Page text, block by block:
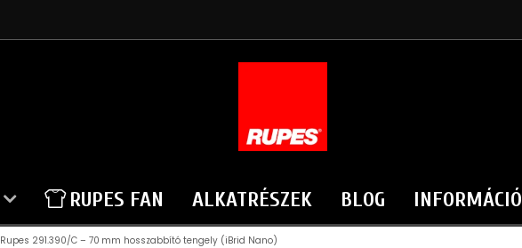
RUPES FAN ALKATRÉSZEK BLOG
Rupes 291.390/C – 70 mm hosszabbító tengely (iBrid Nano)